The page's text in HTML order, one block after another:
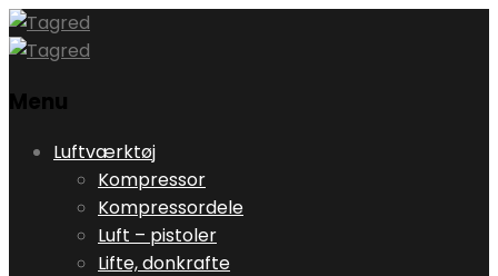
Menu
Skip
content
Luftværktøj
Kompressor
Kompressordele
Luft – pistoler
Lifte, donkrafte